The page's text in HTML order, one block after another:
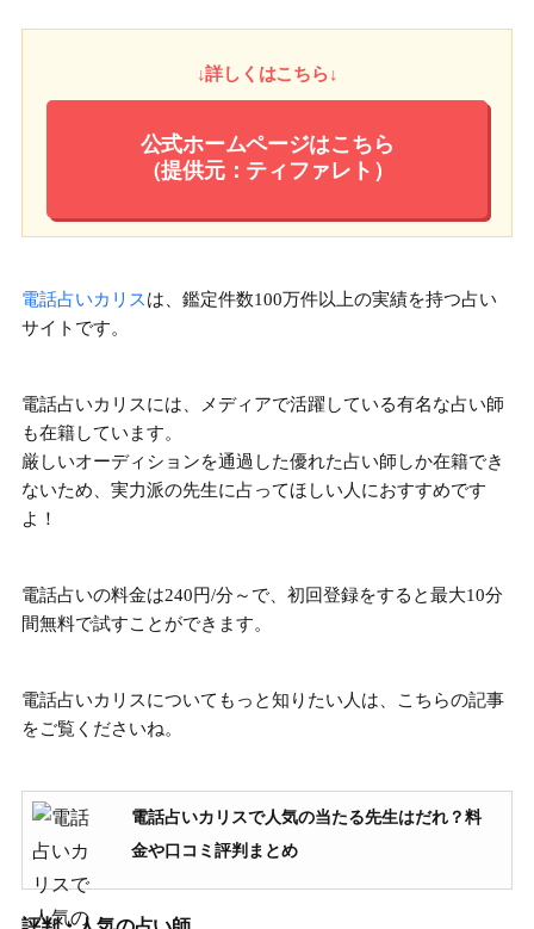
↓詳しくはこちら↓
公式ホームページはこちら
（提供元：ティファレト）
電話占いカリスは、鑑定件数100万件以上の実績を持つ占い
サイトです。
電話占いカリスには、メディアで活躍している有名な占い師
も在籍しています。
厳しいオーディションを通過した優れた占い師しか在籍でき
ないため、実力派の先生に占ってほしい人におすすめです
よ！
電話占いの料金は240円/分～ で、初回登録をすると最大10分
間無料で試すことができます。
電話占いカリスについてもっと知りたい人は、こちらの記事
をご覧くださいね。
電話占いカリスで人気の当たる先生はだれ？料
金や口コミ評判まとめ